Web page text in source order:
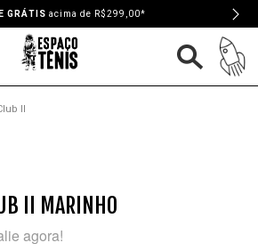
GRÁTIS acima de R$299,00*
II
II MARINHO
agora!